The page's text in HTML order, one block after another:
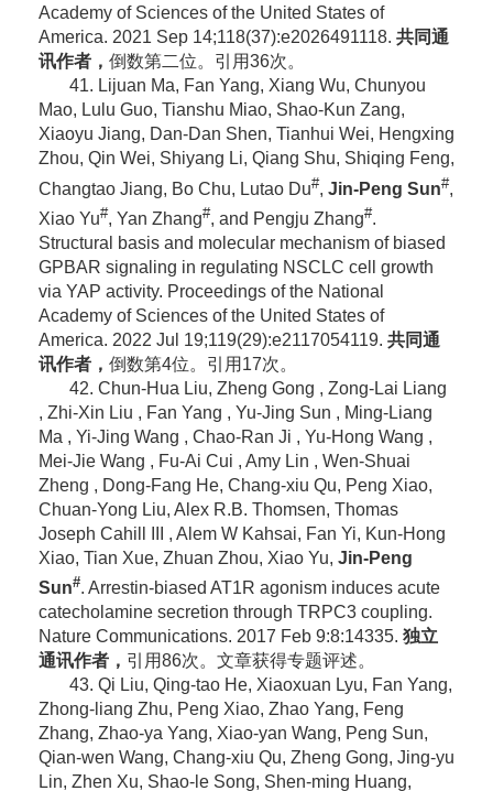
Academy of Sciences of the United States of
America. 2021 Sep 14;118(37):e2026491118. 共同通
讯作者， 倒数第二位。引用36次。
41. Lijuan Ma, Fan Yang, Xiang Wu, Chunyou
Mao, Lulu Guo, Tianshu Miao, Shao-Kun Zang,
Xiaoyu Jiang, Dan-Dan Shen, Tianhui Wei, Hengxing
Zhou, Qin Wei, Shiyang Li, Qiang Shu, Shiqing Feng,
Changtao Jiang, Bo Chu, Lutao Du#, Jin-Peng Sun#,
Xiao Yu#, Yan Zhang#, and Pengju Zhang#.
Structural basis and molecular mechanism of biased
GPBAR signaling in regulating NSCLC cell growth
via YAP activity. Proceedings of the National
Academy of Sciences of the United States of
America. 2022 Jul 19;119(29):e2117054119. 共同通
讯作者， 倒数第4位。引用17次。
42. Chun-Hua Liu, Zheng Gong , Zong-Lai Liang
, Zhi-Xin Liu , Fan Yang , Yu-Jing Sun , Ming-Liang
Ma , Yi-Jing Wang , Chao-Ran Ji , Yu-Hong Wang ,
Mei-Jie Wang , Fu-Ai Cui , Amy Lin , Wen-Shuai
Zheng , Dong-Fang He, Chang-xiu Qu, Peng Xiao,
Chuan-Yong Liu, Alex R.B. Thomsen, Thomas
Joseph Cahill III , Alem W Kahsai, Fan Yi, Kun-Hong
Xiao, Tian Xue, Zhuan Zhou, Xiao Yu, Jin-Peng
Sun#. Arrestin-biased AT1R agonism induces acute
catecholamine secretion through TRPC3 coupling.
Nature Communications. 2017 Feb 9:8:14335. 独立
通讯作者， 引用86次。文章获得专题评述。
43. Qi Liu, Qing-tao He, Xiaoxuan Lyu, Fan Yang,
Zhong-liang Zhu, Peng Xiao, Zhao Yang, Feng
Zhang, Zhao-ya Yang, Xiao-yan Wang, Peng Sun,
Qian-wen Wang, Chang-xiu Qu, Zheng Gong, Jing-yu
Lin, Zhen Xu, Shao-le Song, Shen-ming Huang,